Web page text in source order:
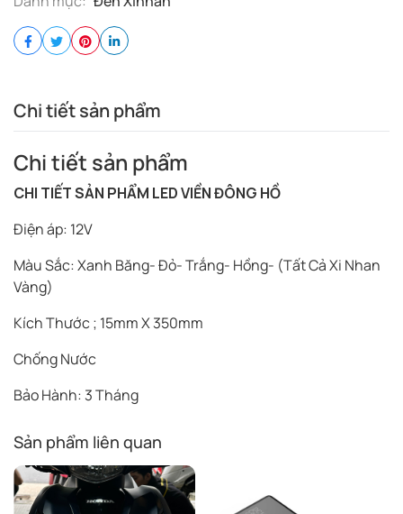
Chi tiết sản phẩm
Chi tiết sản phẩm
CHI TIẾT SẢN PHẨM LED VIỀN ĐÔNG HỒ
Điện áp: 12V
Màu Sắc: Xanh Băng- Đỏ- Trắng- Hồng- (Tất Cả Xi Nhan
Vàng)
Kích Thước ; 15mm X 350mm
Chống Nước
Bảo Hành: 3 Tháng
Sản phẩm liên quan